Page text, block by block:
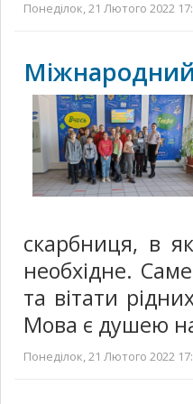
Понеділок, 21 Лютого 2022
скарбниця, в
необхідне.
та вітати
Мова є душею
Понеділок, 21 Лютого 2022